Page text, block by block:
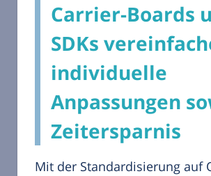
Carrier-Boards
SDKs
individuelle
Anpassungen
Zeitersparnis
Mit der Standardisierung auf